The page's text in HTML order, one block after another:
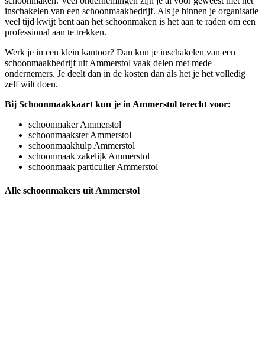
inschakelen van een schoonmaakbedrijf. Als je binnen je organisatie
veel tijd kwijt bent aan het schoonmaken is het aan te raden om een
professional aan te trekken.
Werk je in een klein kantoor? Dan kun je inschakelen van een
schoonmaakbedrijf uit Ammerstol vaak delen met mede
ondernemers. Je deelt dan in de kosten dan als het je het volledig
zelf wilt doen.
Bij Schoonmaakkaart kun je in Ammerstol terecht voor:
schoonmaker Ammerstol
schoonmaakster Ammerstol
schoonmaakhulp Ammerstol
schoonmaak zakelijk Ammerstol
schoonmaak particulier Ammerstol
Alle schoonmakers uit Ammerstol